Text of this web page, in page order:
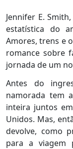
Jennifer E.
estatística do
Amores, trens e
romance sobre
jornada de um
Antes do
namorada tem
inteira juntos
Unidos. Mas,
devolve, como
para a viagem